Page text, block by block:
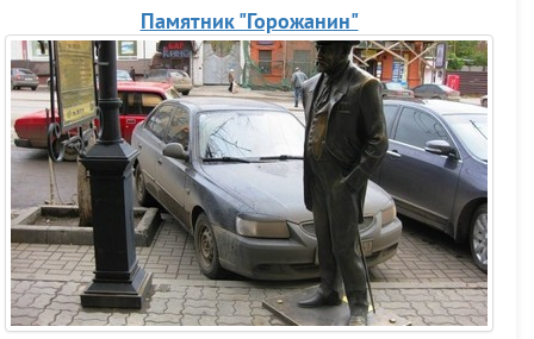
Памятник "Горожанин"